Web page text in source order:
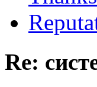
Re: